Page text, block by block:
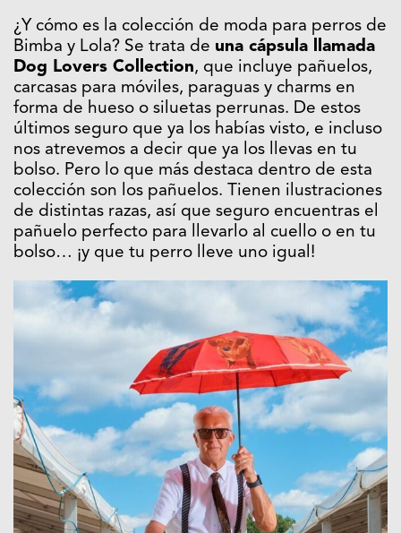
¿Y cómo es la colección de moda para perros de
Bimba y Lola? Se trata de una cápsula llamada
Dog Lovers Collection, que incluye pañuelos,
carcasas para móviles, paraguas y charms en
forma de hueso o siluetas perrunas. De estos
últimos seguro que ya los habías visto, e incluso
nos atrevemos a decir que ya los llevas en tu
bolso. Pero lo que más destaca dentro de esta
colección son los pañuelos. Tienen ilustraciones
de distintas razas, así que seguro encuentras el
pañuelo perfecto para llevarlo al cuello o en tu
bolso… ¡y que tu perro lleve uno igual!